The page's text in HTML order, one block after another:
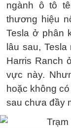
ngành ô tô
thương hiệu
Tesla ở phân
lâu sau,
Harris Ranch
vực này.
hoặc không
sau chưa đầy